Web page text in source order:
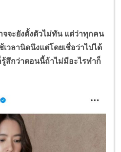
ยังตั้งตัวไม่ทัน แต่ว่าทุกคน
วลานิดนึงแต่โดยเชื่อว่าไปได้
สึกว่าตอนนี้ถ้าไม่มีอะไรทำก็